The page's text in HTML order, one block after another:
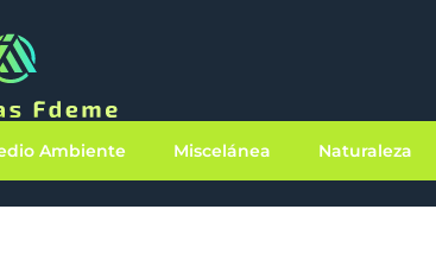
Ambiente Miscelánea Naturaleza